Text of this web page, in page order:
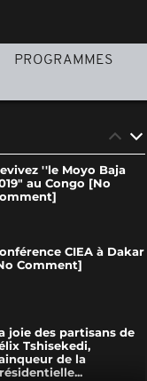
PROGRAMMES
''le Moyo Baja
au Congo [No
CIEA à Dakar
Comment]
joie des partisans de
Tshisekedi,
de la